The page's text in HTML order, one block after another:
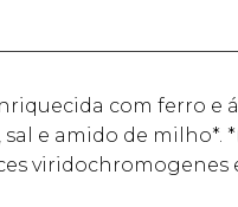
com ferro e
e amido de
viridochromogenes